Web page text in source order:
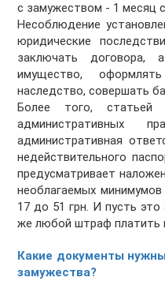
с замужеством - 1 месяц
Несоблюдение
юридические
заключать договора,
имущество,
наследство, совершать
Более того,
административных
административная
недействительного
предусматривает
необлагаемых
17 до 51 грн. И пусть
же любой штраф платить
Какие документы
замужества?